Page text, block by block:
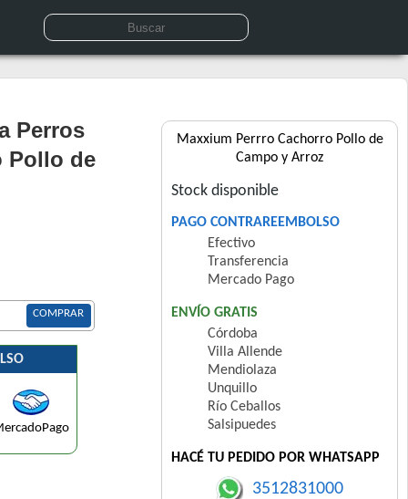
Perros
Pollo de
COMPRAR
Maxxium Perrro Cachorro Pollo de
Campo y Arroz
Stock disponible
PAGO CONTRAREEMBOLSO
Efectivo
Transferencia
Mercado Pago
ENVÍO GRATIS
Córdoba
Villa Allende
Mendiolaza
Unquillo
Río Ceballos
Salsipuedes
HACÉ TU PEDIDO POR WHATSAPP
3512831000